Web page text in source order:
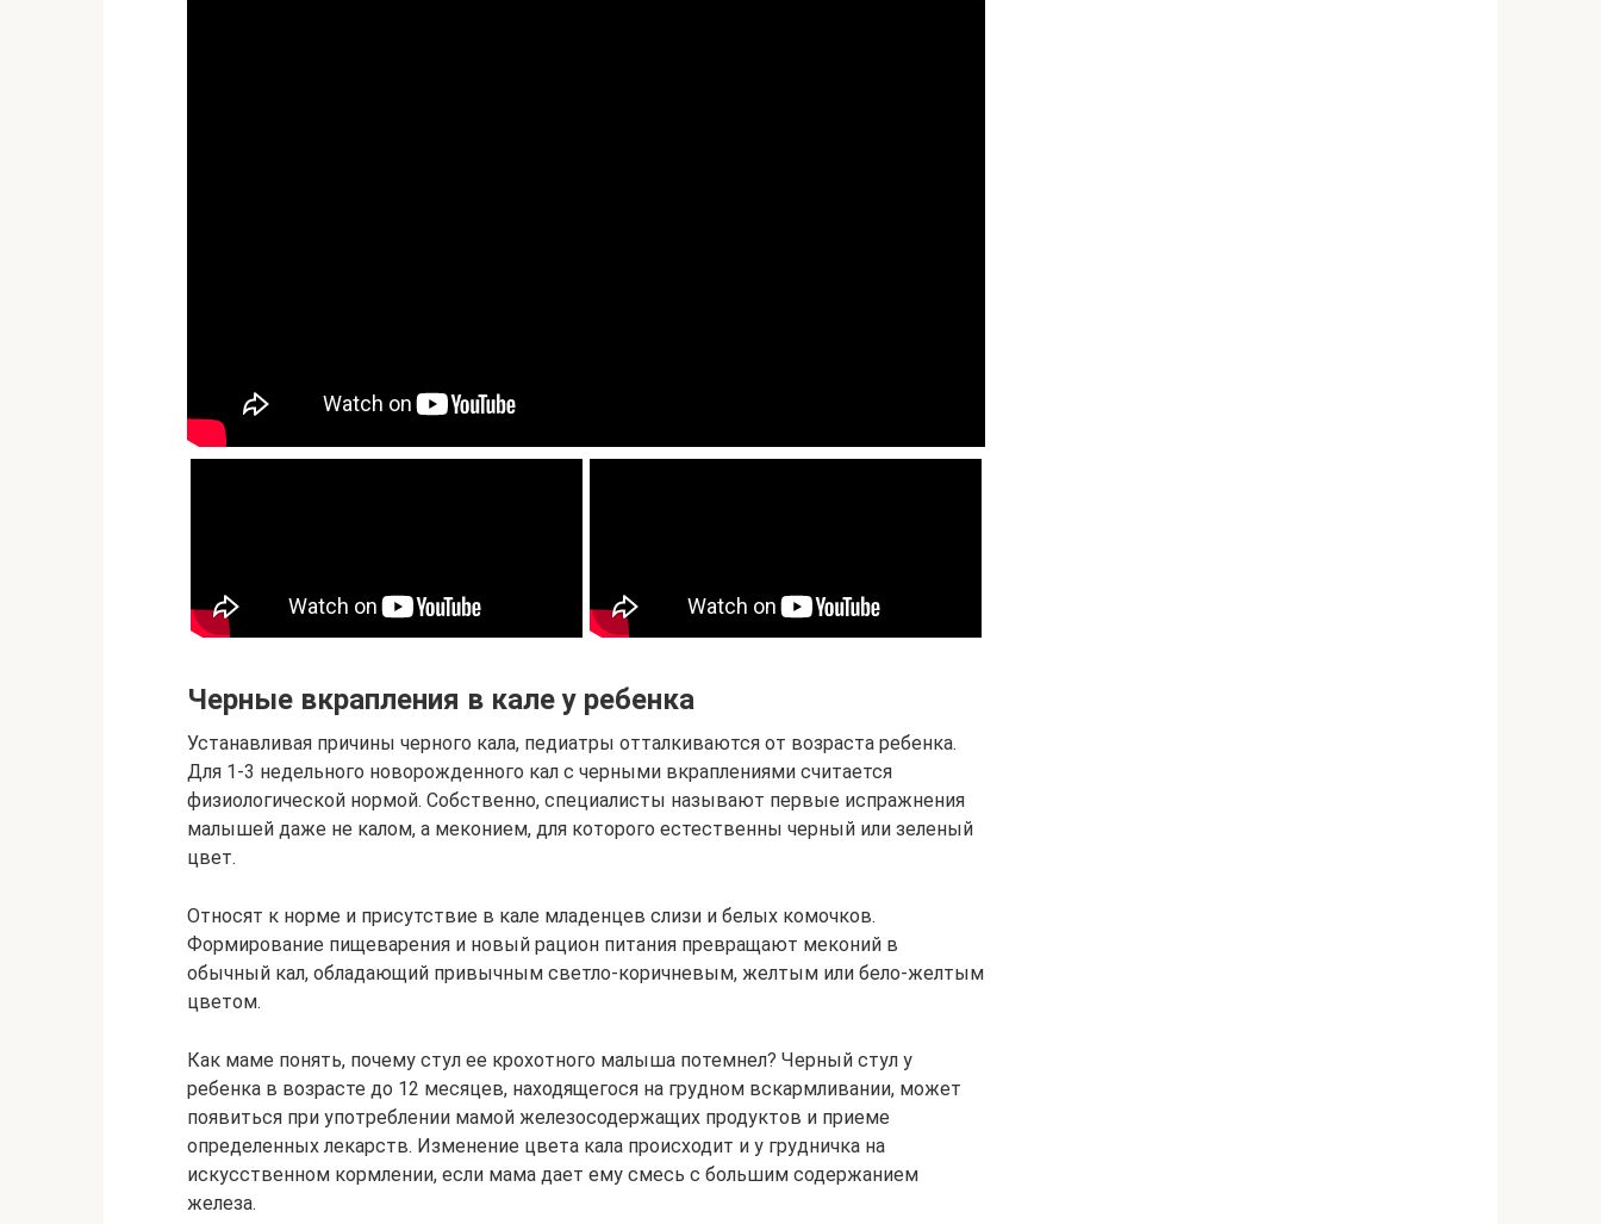
Черные вкрапления в кале у ребенка
Устанавливая причины черного кала, педиатры отталкиваются от возраста ребенка.
Для 1-3 недельного новорожденного кал с черными вкраплениями считается
физиологической нормой. Собственно, специалисты называют первые испражнения
малышей даже не калом, а меконием, для которого естественны черный или зеленый
цвет.
Относят к норме и присутствие в кале младенцев слизи и белых комочков.
Формирование пищеварения и новый рацион питания превращают меконий в
обычный кал, обладающий привычным светло-коричневым, желтым или бело-желтым
цветом.
Как маме понять, почему стул ее крохотного малыша потемнел? Черный стул у
ребенка в возрасте до 12 месяцев, находящегося на грудном вскармливании, может
появиться при употреблении мамой железосодержащих продуктов и приеме
определенных лекарств. Изменение цвета кала происходит и у грудничка на
искусственном кормлении, если мама дает ему смесь с большим содержанием
железа.